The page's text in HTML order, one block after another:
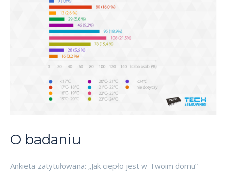
O badaniu
Ankieta zatytułowana: „Jak ciepło jest w Twoim domu”